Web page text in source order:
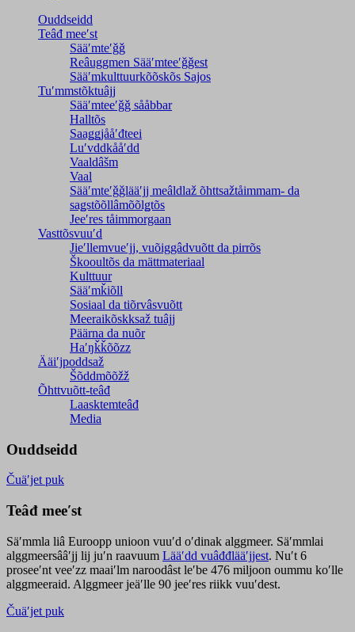
Ouddseidd
Teâđ meeʹst
Sääʹmteʹǧǧ
Reâuggmen Sääʹmteeʹǧǧest
Sääʹmkulttuurkõõskõs Sajos
Tuʹmmstõktuâjj
Sääʹmteeʹǧǧ sååbbar
Halltõs
Saaǥǥjååʹđteei
Luʹvddkååʹdd
Vaaldâšm
Vaal
Sääʹmteʹǧǧlääʹjj meâldlaž õhttsažtåimmam- da
saǥstõõllâmõõlǥtõs
Jeeʹres tåimmorgaan
Vasttõsvuuʹd
Jieʹllemvueʹjj, vuõiggâdvuõtt da pirrõs
Škooultõs da mättmateriaal
Kulttuur
Sääʹmǩiõll
Sosiaal da tiõrvâsvuõtt
Meeraikõskksaž tuâjj
Päärna da nuõr
Haʹŋǩǩõõzz
Ääiʹjpoddsaž
Šõddmõõžž
Õhttvuõtt-teâđ
Laasktemteâđ
Media
Ouddseidd
Čuäʹjet puk
Teâđ meeʹst
Säʹmmla liâ Euroopp unioon vuuʹd oʹdinak alggmeer. Säʹmmlai
alggmeersââʹjj lij juʹn raavuum Lääʹdd vuâđđlääʹjjest. Nuʹt 6
proseeʹnt veeʹzz maaiʹlm naroodâst leʹbe 476 miljoon oummu koʹlle
alggmeeraid. Alggmeer jeäʹlle 90 jeeʹres riikk vuuʹdest.
Čuäʹjet puk